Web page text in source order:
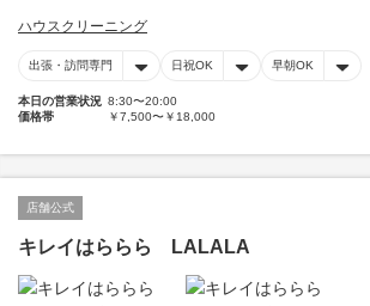
ハウスクリーニング
出張・訪問専門 日祝OK 早朝OK
本日の営業状況 8:30〜20:00
価格帯
￥7,500〜￥18,000
店舗公式
キレイはららら LALALA